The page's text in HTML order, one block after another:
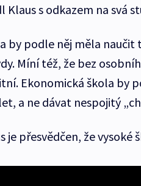
Klaus s odkazem na svá
by podle něj měla
Míní též, že bez
Ekonomická škola by
a ne dávat nespojitý
je přesvědčen, že vysoké